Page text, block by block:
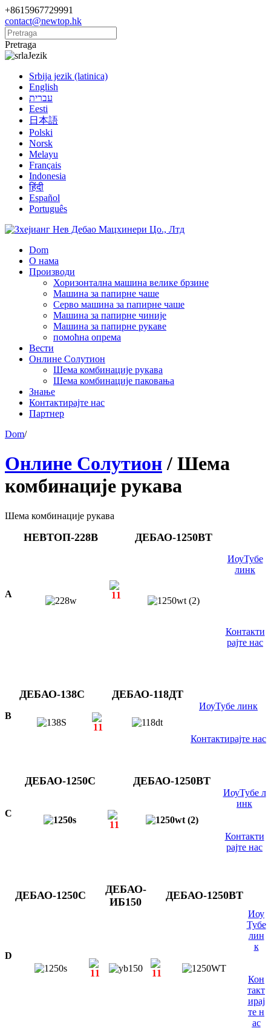
+8615967729991
contact@newtop.hk
Pretraga
Jezik
Srbija jezik (latinica)
English
עברית
Eesti
日本語
Polski
Norsk
Melayu
Français
Indonesia
हिंदी
Español
Português
Dom
О нама
Производи
Хоризонтална машина велике брзине
Машина за папирне чаше
Серво машина за папирне чаше
Машина за папирне чиније
Машина за папирне рукаве
помоћна опрема
Вести
Онлине Солутион
Шема комбинације рукава
Шема комбинације паковања
Знање
Контактирајте нас
Партнер
Dom/
Онлине Солутион / Шема
комбинације рукава
Шема комбинације рукава
A
НЕВТОП-228В ДЕБАО-1250ВТ
ИоуТубе
линк
Контакти
рајте нас
B
ДЕБАО-138С ДЕБАО-118ДТ
ИоуТубе линк
Контактирајте нас
C
ДЕБАО-1250С ДЕБАО-1250ВТ
ИоуТубе л
инк
Контакти
рајте нас
D
ДЕБАО-1250С
ДЕБАО-
ИБ150
ДЕБАО-1250ВТ
Иоу
Тубе
лин
к
Кон
такт
ирај
те н
ас